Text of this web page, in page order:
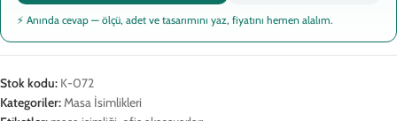
⚡ Anında cevap — ölçü, adet ve tasarımını yaz, fiyatını hemen alalım.
Stok kodu: K-072
Kategoriler:Masa İsimlikleri